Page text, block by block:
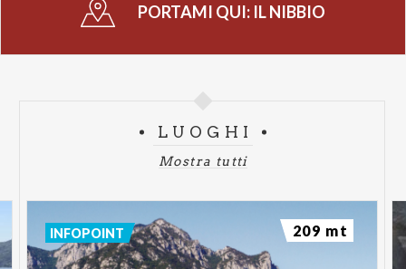
PORTAMI QUI: IL NIBBIO
LUOGHI
Mostra tutti
INFOPOINT 209 mt